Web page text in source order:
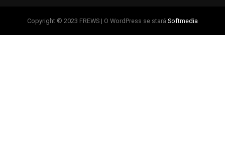
Copyright © 2023 FREWS | O WordPress se stará Softmedia